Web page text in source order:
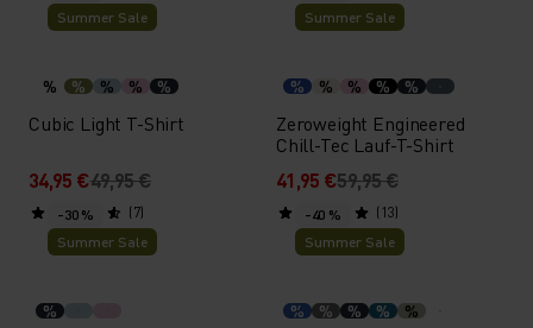
Summer Sale
% % % % %
Cubic Light T-Shirt
34,95 €49,95 €
(7)
Summer Sale
% % % % %
Zeroweight Engineered
Chill-Tec Lauf-T-Shirt
41,95 €59,95 €
(13)
-30 %
Summer Sale
%
-40 %
Summer Sale
% % % % %